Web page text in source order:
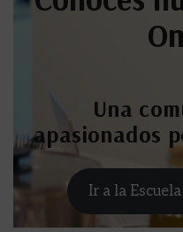
Una
apasionados
Ir a la